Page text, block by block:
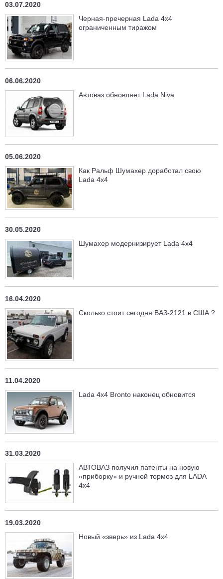
03.07.2020
Черная-пречерная Lada 4x4
ограниченным тиражом
06.06.2020
Автоваз обновляет Lada Niva
05.06.2020
Как Ральф Шумахер доработал свою
Lada 4x4
30.05.2020
Шумахер модернизирует Lada 4x4
16.04.2020
Сколько стоит сегодня ВАЗ-2121 в США ?
11.04.2020
Lada 4x4 Bronto наконец обновится
31.03.2020
АВТОВАЗ получил патенты на новую
«приборку» и ручной тормоз для LADA
4x4
19.03.2020
Новый «зверь» из Lada 4x4